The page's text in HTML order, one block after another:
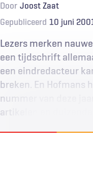
Door Joost Zaat
Gepubliceerd 10 juni
Lezers merken
een tijdschrift
een eindredacteur
breken. En Hofmans
nummer van deze
artikelen en